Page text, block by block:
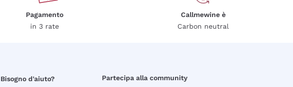
Pagamento
in 3 rate
Callmewine è
Carbon neutral
Bisogno d'aiuto? Partecipa alla community